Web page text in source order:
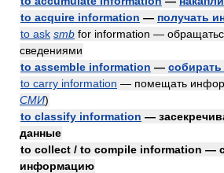
to acquire information — получать
to ask smb for information —
сведениями
to assemble information —
to carry information — помещать
СМИ)
to classify information —
данные
to collect / to compile information —
информацию